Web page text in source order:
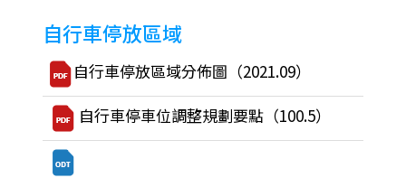
自行車停放區域
自行車停放區域分佈圖（2021.09）
自行車停車位調整規劃要點（100.5）